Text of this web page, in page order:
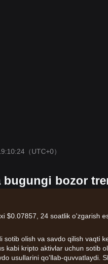
（UTC+0）
bugungi bozor
$0.07857, 24 soatlik o'zgarish
sotib olish va savdo qilish vaqti
kabi kripto aktivlar uchun sotib
usullarini qo'llab-quvvatlaydi.